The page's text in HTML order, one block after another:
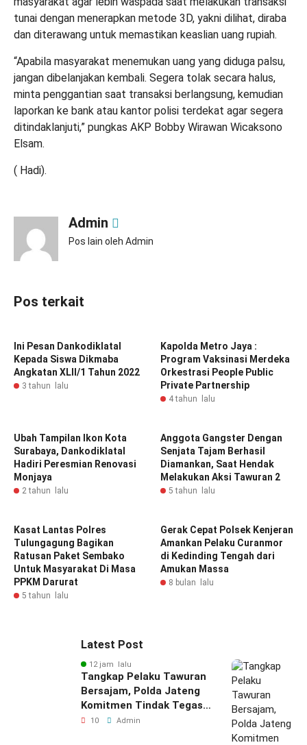
tunai dengan menerapkan metode 3D, yakni dilihat, diraba
dan diterawang untuk memastikan keaslian uang rupiah.
“Apabila masyarakat menemukan uang yang diduga palsu,
jangan dibelanjakan kembali. Segera tolak secara halus,
minta penggantian saat transaksi berlangsung, kemudian
laporkan ke bank atau kantor polisi terdekat agar segera
ditindaklanjuti,” pungkas AKP Bobby Wirawan Wicaksono
Elsam.
( Hadi).
Admin
Pos lain oleh Admin
Pos terkait
Ini Pesan Dankodiklatal
Kepada Siswa Dikmaba
Angkatan XLII/1 Tahun 2022
3 tahun lalu
Kapolda Metro Jaya :
Program Vaksinasi Merdeka
Orkestrasi People Public
Private Partnership
4 tahun lalu
Ubah Tampilan Ikon Kota
Surabaya, Dankodiklatal
Hadiri Peresmian Renovasi
Monjaya
2 tahun lalu
Anggota Gangster Dengan
Senjata Tajam Berhasil
Diamankan, Saat Hendak
Melakukan Aksi Tawuran 2
5 tahun lalu
Kasat Lantas Polres
Tulungagung Bagikan
Ratusan Paket Sembako
Untuk Masyarakat Di Masa
PPKM Darurat
5 tahun lalu
Gerak Cepat Polsek Kenjeran
Amankan Pelaku Curanmor
di Kedinding Tengah dari
Amukan Massa
8 bulan lalu
Latest Post
12 jam lalu
Tangkap Pelaku Tawuran
Bersajam, Polda Jateng
Komitmen Tindak Tegas
Kelompok Remaja yang
10 Admin